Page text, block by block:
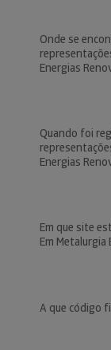
Onde se
Energias
Quando foi
Energias
Em que site
Em Metalurgia
A que código